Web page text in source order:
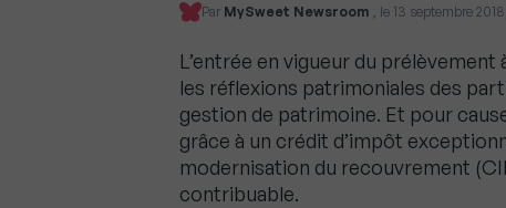
Par MySweet Newsroom , le 13 septembre
L’entrée en vigueur du
les réflexions patrimoniales des
gestion de patrimoine. Et pour
grâce à un crédit d’impôt
modernisation du recouvrement
contribuable.